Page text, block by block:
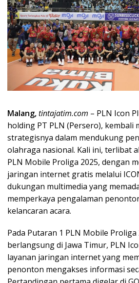
Malang,tintajatim.com – PLN Icon
holding PT PLN (Persero), kembali
strategisnya dalam mendukung
olahraga nasional. Kali ini, terlibat
PLN Mobile Proliga 2025, dengan
jaringan internet gratis melalui
dukungan multimedia yang
memperkaya pengalaman
kelancaran acara.
Pada Putaran 1 PLN Mobile Proliga
berlangsung di Jawa Timur, PLN
layanan jaringan internet yang
penonton mengakses informasi